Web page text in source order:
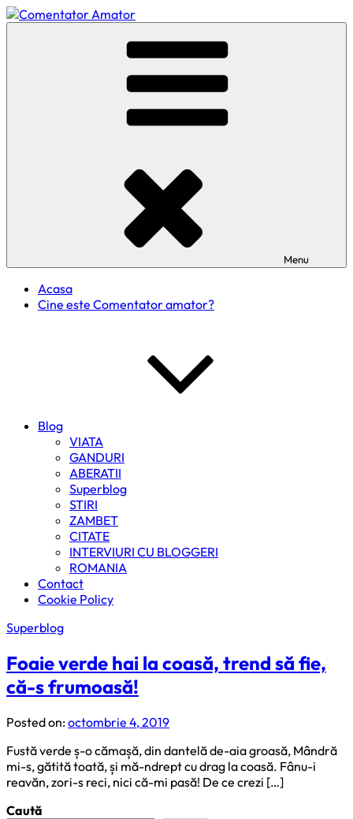
Skip
to
Menu
Acasa
Cine este Comentator amator?
Blog
VIATA
GANDURI
ABERATII
Superblog
STIRI
ZAMBET
CITATE
INTERVIURI CU BLOGGERI
ROMANIA
Contact
Cookie Policy
Superblog
Foaie verde hai la coasă, trend să fie,
că-s frumoasă!
Posted on:octombrie 4, 2019
Fustă verde ș-o cămașă, din dantelă de-aia groasă, Mândră
mi-s, gătită toată, și mă-ndrept cu drag la coasă. Fânu-i
reavăn, zori-s reci, nici că-mi pasă! De ce crezi […]
Caută